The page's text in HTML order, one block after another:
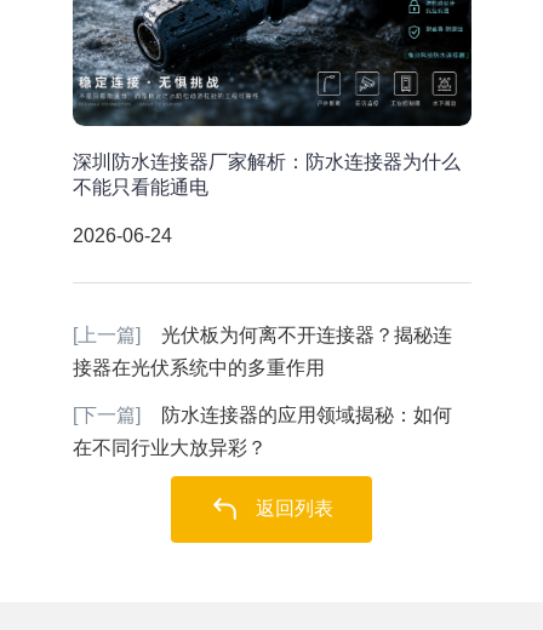
深圳防水连接器厂家解析：防水连接器为什么
不能只看能通电
2026-06-24
[上一篇]
光伏板为何离不开连接器？揭秘连
接器在光伏系统中的多重作用
[下一篇]
防水连接器的应用领域揭秘：如何
在不同行业大放异彩？
返回列表